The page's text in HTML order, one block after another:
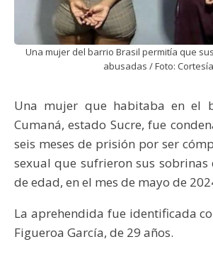
Una mujer del barrio Brasil permitía que
abusadas / Foto: Cortesía
Una mujer que habitaba en el
Cumaná, estado Sucre, fue
seis meses de prisión por ser
sexual que sufrieron sus sobrinas
de edad, en el mes de mayo de
La aprehendida fue identificada
Figueroa García, de 29 años.